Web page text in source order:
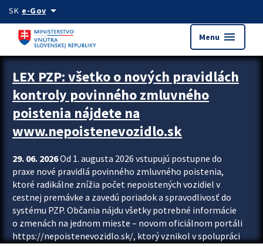
Preskocit na hlavný obsah
SK e-Govarrow_drop_down
Menu menu
Zastavit automatický posun upútavok
LEX PZP: všetko o nových pravidlách
kontroly povinného zmluvného
poistenia nájdete na
www.nepoistenevozidlo.sk
29. 06. 2026Od 1. augusta 2026 vstupujú postupne do
praxe nové pravidlá povinného zmluvného poistenia,
ktoré radikálne znížia počet nepoistených vozidiel v
cestnej premávke a zavedú poriadok a spravodlivosť do
systému PZP. Občania nájdu všetky potrebné informácie
o zmenách na jednom mieste – novom oficiálnom portáli
https://nepoistenevozidlo.sk/, ktorý vznikol v spolupráci